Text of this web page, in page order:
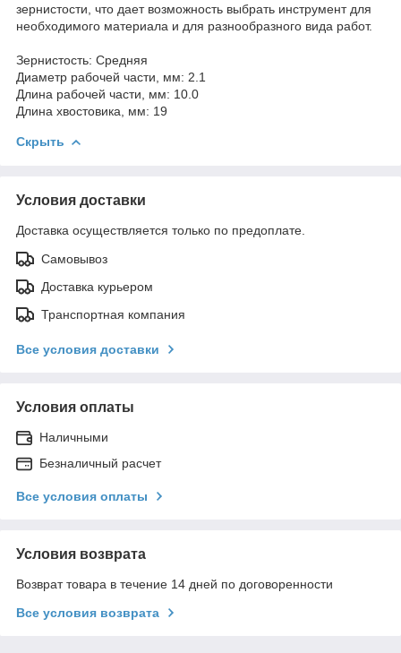
зернистости, что дает возможность выбрать инструмент для
необходимого материала и для разнообразного вида работ.
Зернистость: Средняя
Диаметр рабочей части, мм: 2.1
Длина рабочей части, мм: 10.0
Длина хвостовика, мм: 19
Скрыть
Условия доставки
Доставка осуществляется только по предоплате.
Самовывоз
Доставка курьером
Транспортная компания
Все условия доставки
Условия оплаты
Наличными
Безналичный расчет
Все условия оплаты
Условия возврата
Возврат товара в течение 14 дней по договоренности
Все условия возврата